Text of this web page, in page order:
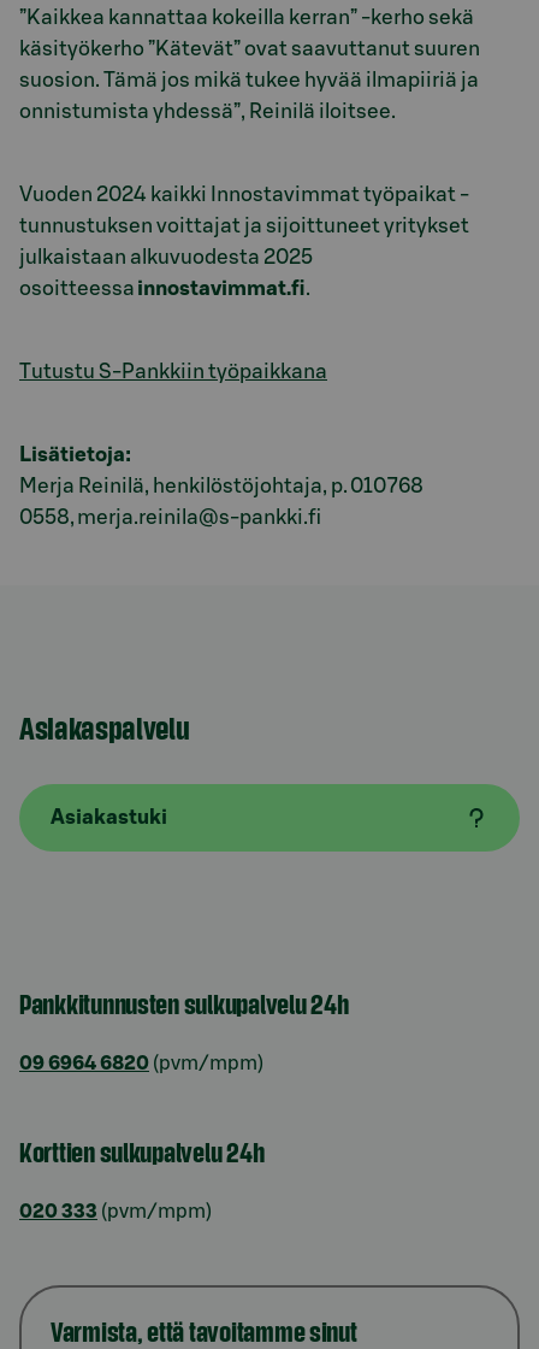
”Kaikkea kannattaa kokeilla kerran” -kerho sekä
käsityökerho ”Kätevät” ovat saavuttanut suuren
suosion. Tämä jos mikä tukee hyvää ilmapiiriä ja
onnistumista yhdessä”, Reinilä iloitsee.
Vuoden 2024 kaikki Innostavimmat työpaikat -
tunnustuksen voittajat ja sijoittuneet yritykset
julkaistaan alkuvuodesta 2025
osoitteessa innostavimmat.fi.
Tutustu S-Pankkiin työpaikkana
Lisätietoja:
Merja Reinilä, henkilöstöjohtaja, p. 010 768
0558, merja.reinila@s-pankki.fi
Asiakaspalvelu
Asiakastuki
Pankkitunnusten sulkupalvelu 24h
09 6964 6820 (pvm/mpm)
Korttien sulkupalvelu 24h
020 333 (pvm/mpm)
Varmista, että tavoitamme sinut